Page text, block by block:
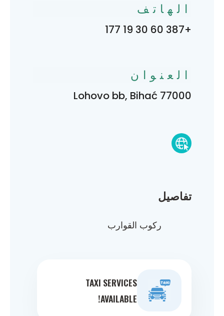
تفاصيل
ركوب القوارب
TAXI SERVICES
AVAILABLE!
الهاتف
+387 60 30 19 177
العنوان
Lohovo bb, Bihać 77000